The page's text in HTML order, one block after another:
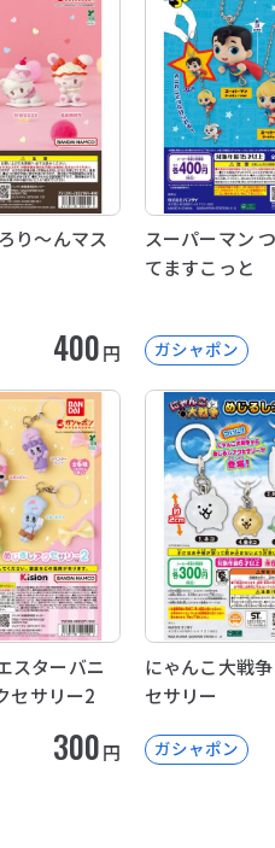
り～んマス
400円
スーパーマン
てますこっと
ガシャポン
スターバニ
セサリー2
300円
にゃんこ大戦
セサリー
ガシャポン